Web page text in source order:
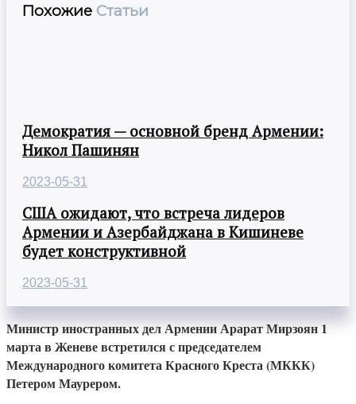
Похожие Статьи
Демократия — основной бренд Армении:
Никол Пашинян
2023-05-31
США ожидают, что встреча лидеров
Армении и Азербайджана в Кишиневе
будет конструктивной
2023-05-31
Министр иностранных дел Армении Арарат Мирзоян 1
марта в Женеве встретился с председателем
Международного комитета Красного Креста (МККК)
Петером Маурером.